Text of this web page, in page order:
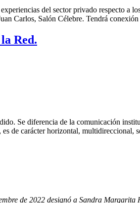
del sector privado respecto a
Carlos, Salón Célebre. Tendrá
Red.
Se diferencia de la comunicación
de carácter horizontal, multidireccional,
de 2022 designó a Sandra Margarita